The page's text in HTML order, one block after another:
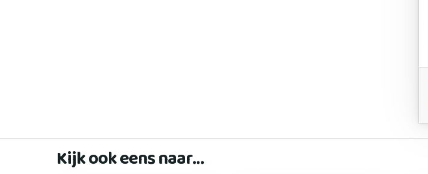
Kijk ook eens naar…